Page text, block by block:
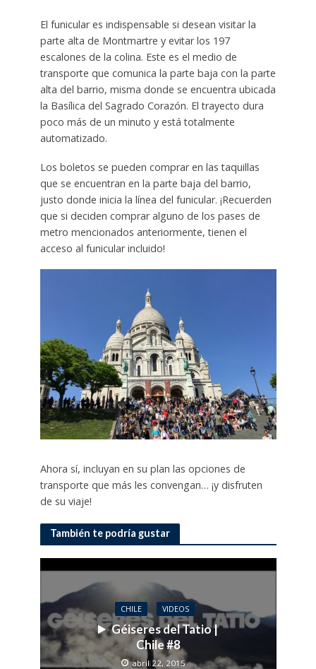
El funicular es indispensable si desean visitar la
parte alta de Montmartre y evitar los 197
escalones de la colina. Este es el medio de
transporte que comunica la parte baja con la parte
alta del barrio, misma donde se encuentra ubicada
la Basílica del Sagrado Corazón. El trayecto dura
poco más de un minuto y está totalmente
automatizado.
Los boletos se pueden comprar en las taquillas
que se encuentran en la parte baja del barrio,
justo donde inicia la línea del funicular. ¡Recuerden
que si deciden comprar alguno de los pases de
metro mencionados anteriormente, tienen el
acceso al funicular incluido!
Ahora sí, incluyan en su plan las opciones de
transporte que más les convengan… ¡y disfruten
de su viaje!
También te podría gustar
CHILE VIDEOS
Géiseres del Tatio |
Chile #8
abril 22, 2015